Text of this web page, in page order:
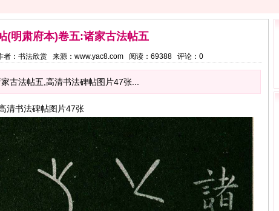
(明肃府本)卷五:诸家古法帖五
：书法欣赏 来源：www.yac8.com 阅读： 69388 评论： 0
古法帖五,高清书法碑帖图片47张...
清书法碑帖图片47张